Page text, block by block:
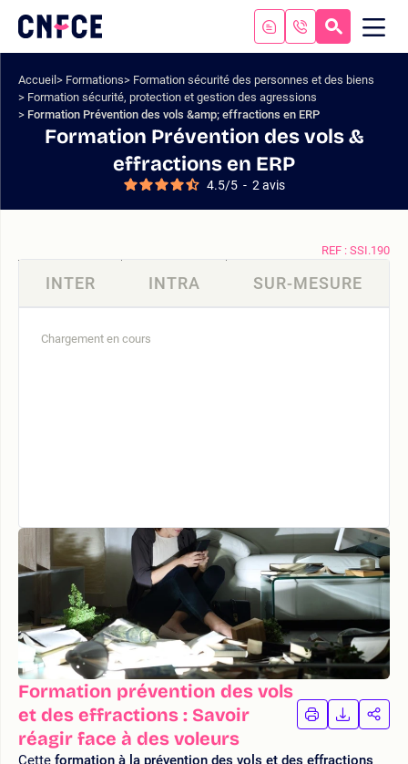
contenu
menu
Logo
site
Accueil Formations
Formation sécurité des personnes et des biens
Formation sécurité, protection et gestion des agressions
Formation Prévention des vols &amp; effractions en ERP
Formation Prévention des vols &
effractions en ERP
4.5/5 - 2 avis
Formation prévention des vols
et des effractions : Savoir
réagir face à des voleurs
IMPRIMER
LA
LA
Cette formation à la prévention des vols et des effractions
REF : SSI.190
INTER INTRA SUR-MESURE